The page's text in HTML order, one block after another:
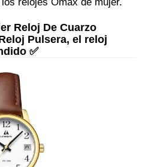
Reloj De Cuarzo
Pulsera, el reloj
✅